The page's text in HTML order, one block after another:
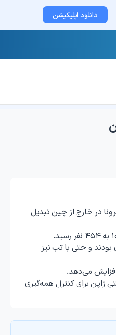
دانلود اپلیکیشن
شیوع ویروس کرونا در خارج از چین تبدیل
در معرض خطر بیشتری بودند و حتی با تب نیز
می‌دهد.
ژاپن برای کنترل همه‌گیری